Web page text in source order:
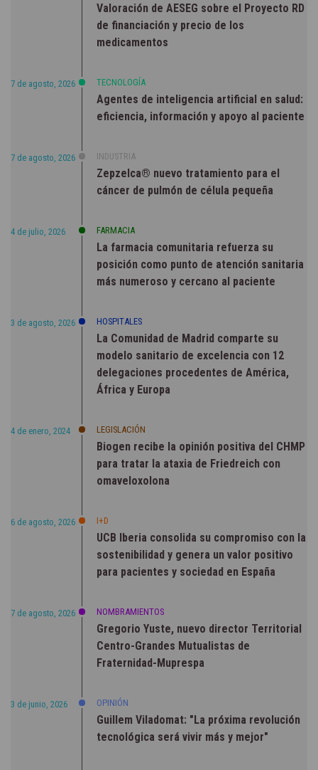
Valoración de AESEG sobre el Proyecto RD
de financiación y precio de los
medicamentos
7 de agosto, 2026 TECNOLOGÍA
Agentes de inteligencia artificial en salud:
eficiencia, información y apoyo al paciente
7 de agosto, 2026 INDUSTRIA
Zepzelca® nuevo tratamiento para el
cáncer de pulmón de célula pequeña
4 de julio, 2026 FARMACIA
La farmacia comunitaria refuerza su
posición como punto de atención sanitaria
más numeroso y cercano al paciente
3 de agosto, 2026 HOSPITALES
La Comunidad de Madrid comparte su
modelo sanitario de excelencia con 12
delegaciones procedentes de América,
África y Europa
4 de enero, 2024 LEGISLACIÓN
Biogen recibe la opinión positiva del CHMP
para tratar la ataxia de Friedreich con
omaveloxolona
6 de agosto, 2026 I+D
UCB Iberia consolida su compromiso con la
sostenibilidad y genera un valor positivo
para pacientes y sociedad en España
7 de agosto, 2026 NOMBRAMIENTOS
Gregorio Yuste, nuevo director Territorial
Centro-Grandes Mutualistas de
Fraternidad-Muprespa
3 de junio, 2026 OPINIÓN
Guillem Viladomat: "La próxima revolución
tecnológica será vivir más y mejor"